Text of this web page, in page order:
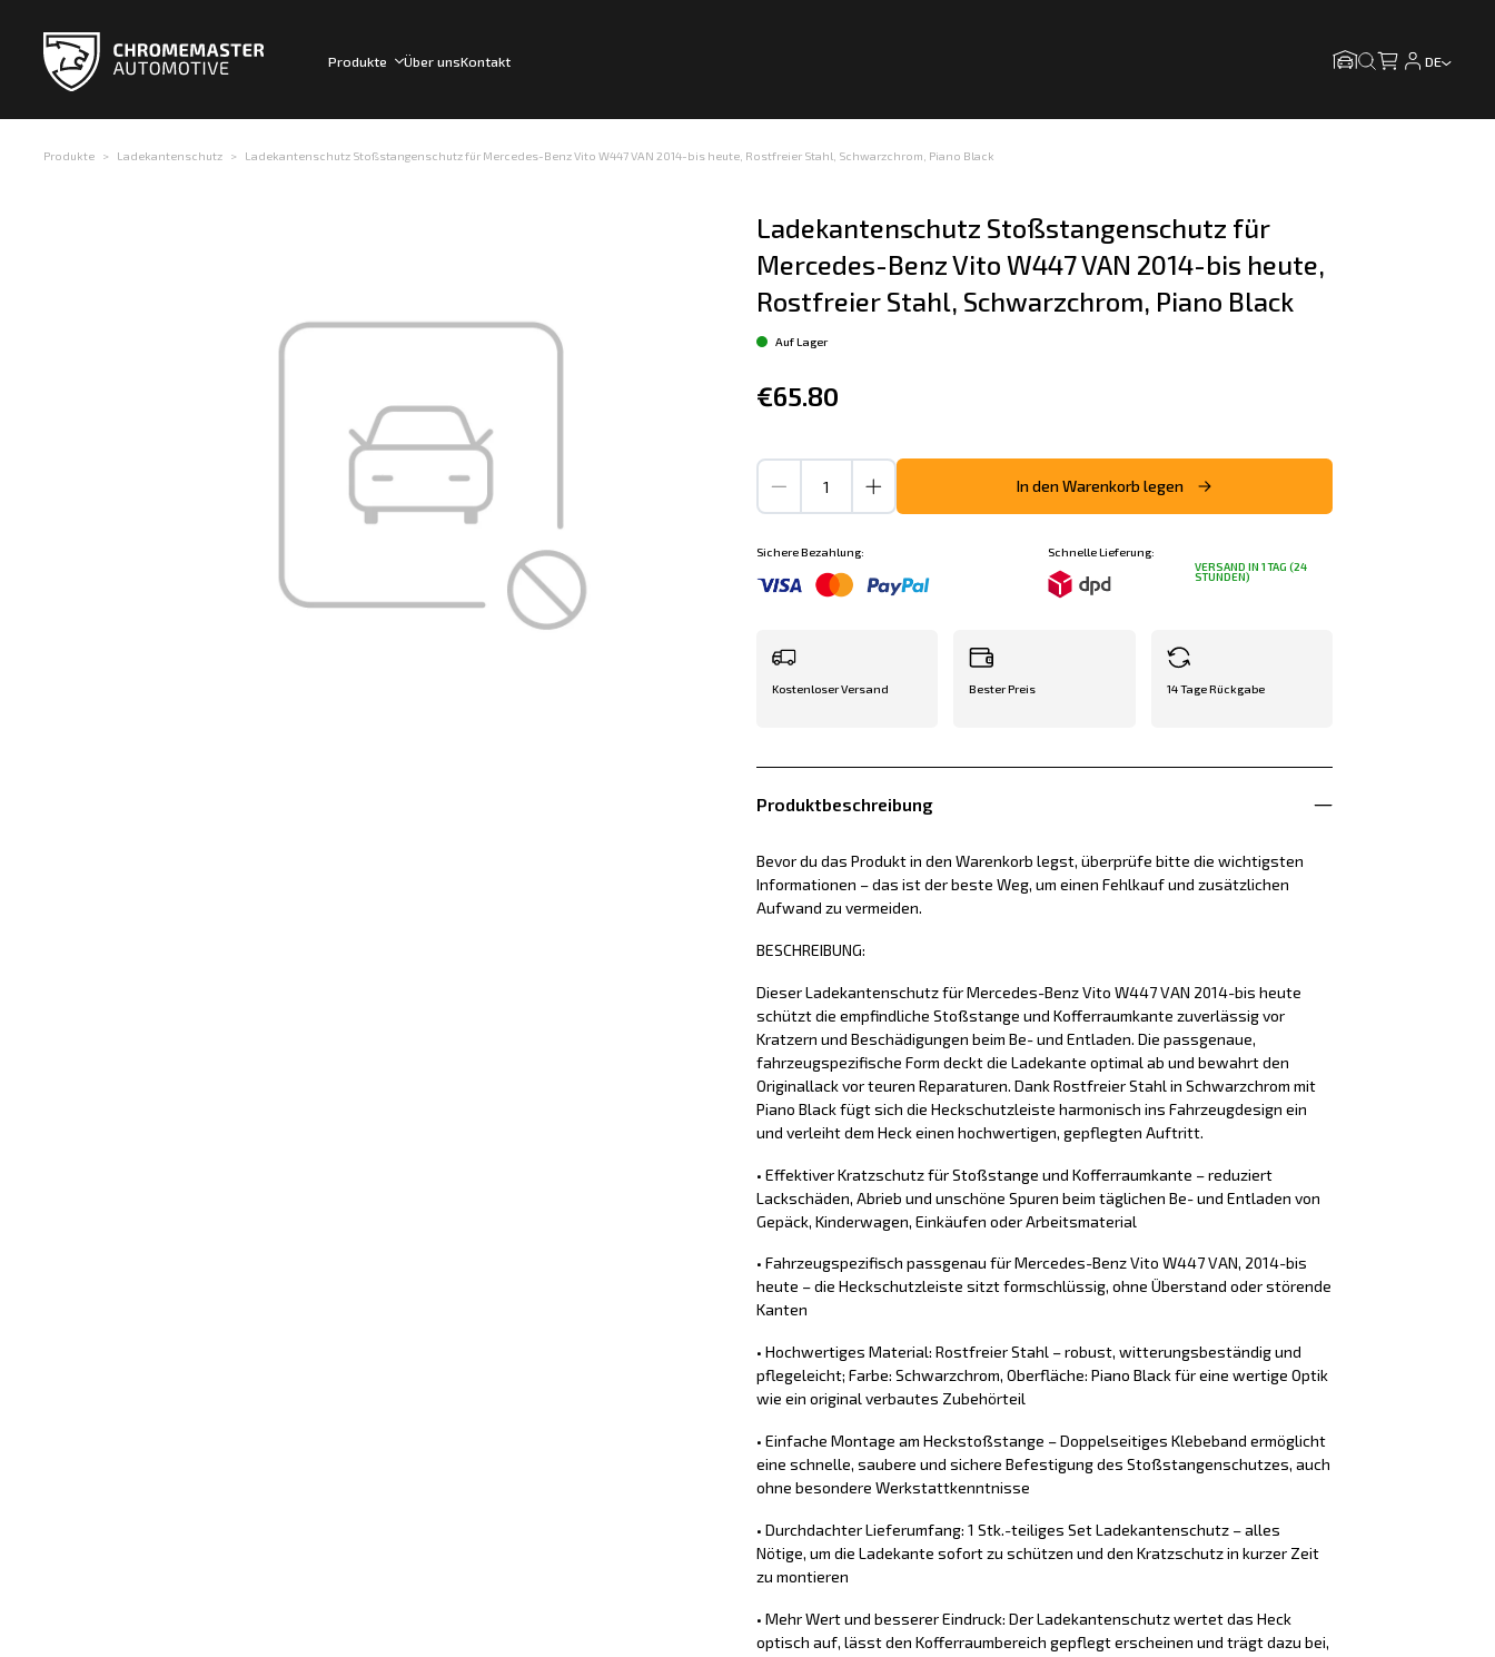
Produkte Über unsKontakt DE
Produkte Ladekantenschutz Ladekantenschutz Stoßstangenschutz für Mercedes-Benz Vito W447 VAN 2014-bis heute, Rostfreier Stahl, Schwarzchrom, Piano Black
Ladekantenschutz Stoßstangenschutz für
Mercedes-Benz Vito W447 VAN 2014-bis heute,
Rostfreier Stahl, Schwarzchrom, Piano Black
Auf Lager
€65.80
In den Warenkorb legen
Sichere Bezahlung:
Schnelle Lieferung:
VERSAND IN 1 TAG (24
STUNDEN)
Kostenloser Versand Bester Preis 14 Tage Rückgabe
Produktbeschreibung
Bevor du das Produkt in den Warenkorb legst, überprüfe bitte die wichtigsten
Informationen – das ist der beste Weg, um einen Fehlkauf und zusätzlichen
Aufwand zu vermeiden.
BESCHREIBUNG:
Dieser Ladekantenschutz für Mercedes-Benz Vito W447 VAN 2014-bis heute
schützt die empfindliche Stoßstange und Kofferraumkante zuverlässig vor
Kratzern und Beschädigungen beim Be- und Entladen. Die passgenaue,
fahrzeugspezifische Form deckt die Ladekante optimal ab und bewahrt den
Originallack vor teuren Reparaturen. Dank Rostfreier Stahl in Schwarzchrom mit
Piano Black fügt sich die Heckschutzleiste harmonisch ins Fahrzeugdesign ein
und verleiht dem Heck einen hochwertigen, gepflegten Auftritt.
• Effektiver Kratzschutz für Stoßstange und Kofferraumkante – reduziert
Lackschäden, Abrieb und unschöne Spuren beim täglichen Be- und Entladen von
Gepäck, Kinderwagen, Einkäufen oder Arbeitsmaterial
• Fahrzeugspezifisch passgenau für Mercedes-Benz Vito W447 VAN, 2014-bis
heute – die Heckschutzleiste sitzt formschlüssig, ohne Überstand oder störende
Kanten
• Hochwertiges Material: Rostfreier Stahl – robust, witterungsbeständig und
pflegeleicht; Farbe: Schwarzchrom, Oberfläche: Piano Black für eine wertige Optik
wie ein original verbautes Zubehörteil
• Einfache Montage am Heckstoßstange – Doppelseitiges Klebeband ermöglicht
eine schnelle, saubere und sichere Befestigung des Stoßstangenschutzes, auch
ohne besondere Werkstattkenntnisse
• Durchdachter Lieferumfang: 1 Stk.-teiliges Set Ladekantenschutz – alles
Nötige, um die Ladekante sofort zu schützen und den Kratzschutz in kurzer Zeit
zu montieren
• Mehr Wert und besserer Eindruck: Der Ladekantenschutz wertet das Heck
optisch auf, lässt den Kofferraumbereich gepflegt erscheinen und trägt dazu bei,